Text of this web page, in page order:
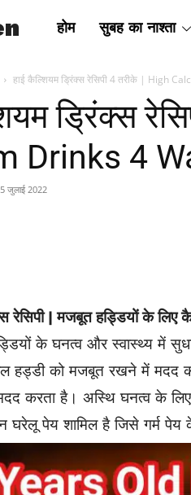
होम सुबह का नाश्ता
हाई कैल्शियम ड्रिंक्स रेसिपी 4 तरीके | High
ड्रिंक्स
Drinks 4
5 जुलाई 2022
रेसिपी | मजबूत हड्डियों के लिए
के घनत्व और स्वास्थ्य में
को मजबूत रखने में मदद
करता है। अस्थि घनत्व के
घरेलू पेय शामिल है जिसे गर्म